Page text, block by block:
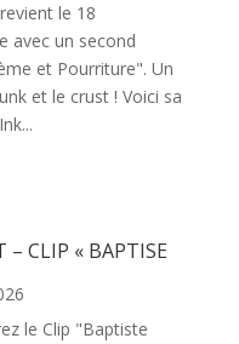
le 18
avec un second
et Pourriture". Un
et le crust ! Voici sa
– CLIP « BAPTISE
le Clip "Baptiste